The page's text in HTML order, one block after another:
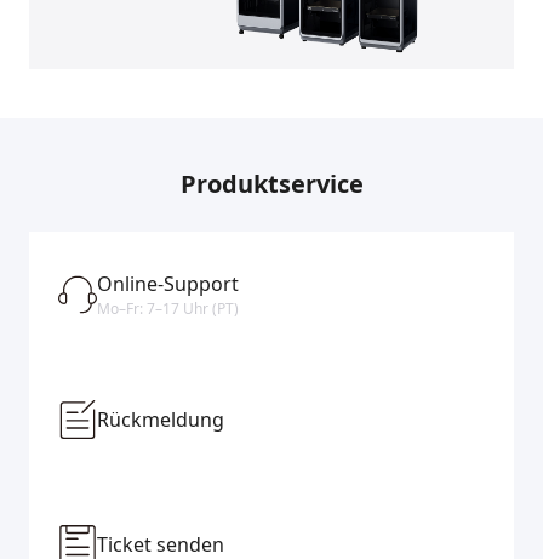
Produktservice
Online-Support
Mo–Fr: 7–17 Uhr (PT)
Rückmeldung
Ticket senden